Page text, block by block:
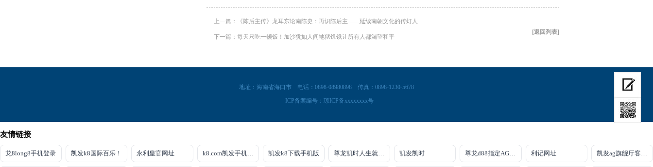
上一篇：《陈后主传》龙耳东论南陈史：再识陈后主——延续南朝文化的传灯人
下一篇：每天只吃一顿饭！加沙犹如人间地狱饥饿让所有人都渴望和平
[返回列表]
地址：海南省海口市 电话：0898-08980898
传真：0898-1230-5678
ICP备案编号： 琼ICP备xxxxxxxx号
友情链接
龙8long8手机登录 凯发k8国际百乐！ 永利皇官网址 k8.com凯发手机登录 凯发k8下载手机版 尊龙凯时人生就是搏·官网 凯发凯时 尊龙d88指定AG发财网 利记网址 凯发ag旗舰厅客户端下载